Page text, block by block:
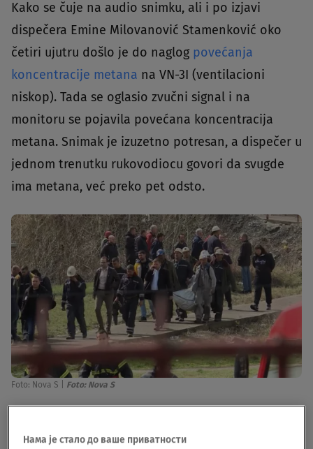
Kako se čuje na audio snimku, ali i po izjavi
dispečera Emine Milovanović Stamenković oko
četiri ujutru došlo je do naglog povećanja
koncentracije metana na VN-3I (ventilacioni
niskop). Tada se oglasio zvučni signal i na
monitoru se pojavila povećana koncentracija
metana. Snimak je izuzetno potresan, a dispečer u
jednom trenutku rukovodiocu govori da svugde
ima metana, već preko pet odsto.
Foto: Nova S Foto: Nova S
dušu.Dispečer:Silazi, silazi, krenuli su.
Нама је стало до ваше приватности